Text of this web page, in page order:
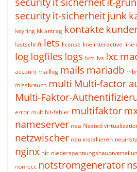
securityit-sicherheitjunk
keyring kk antrag kontakte
lastschrift lets license line interactive
loglogfiles logs lvm lvs lxc
account maillog mails mariadb mbr
missbrauch multi Multi-factor
Multi-Faktor-
error multibit-fehler multifaktor
nameserver nea Nested
netzwischer neu installieren
nginx nic
non-ecc notstromgeneratorns